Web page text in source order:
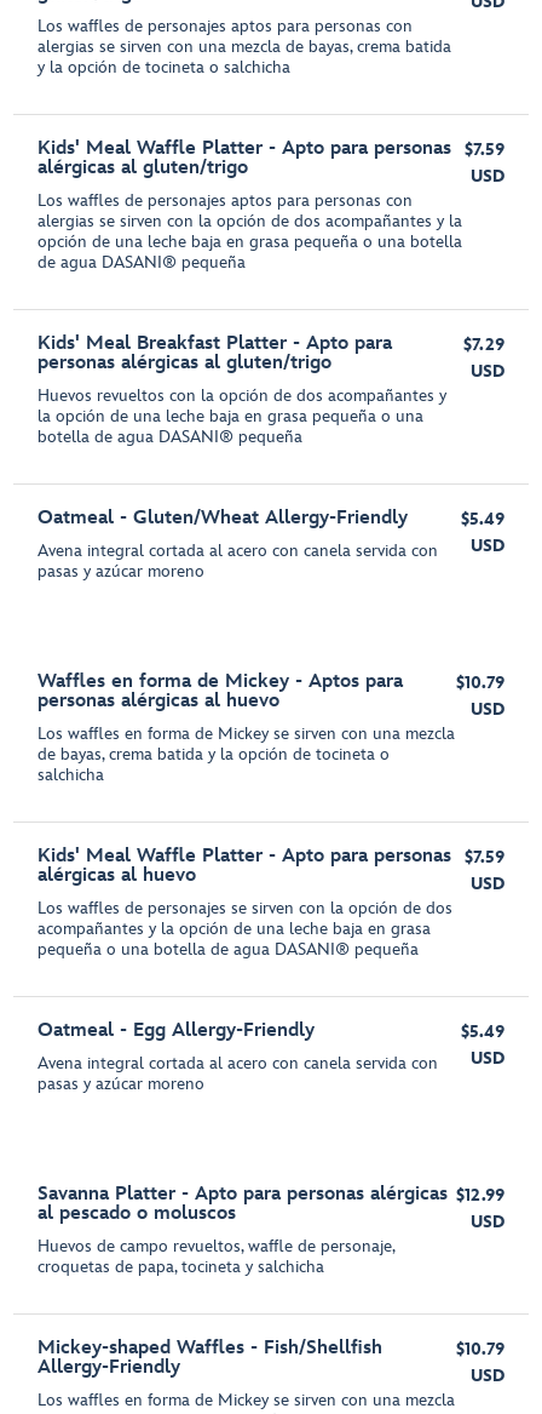
Los waffles de personajes aptos para personas con
alergias se sirven con una mezcla de bayas, crema batida
y la opción de tocineta o salchicha
Kids' Meal Waffle Platter - Apto para personas
alérgicas al gluten/trigo
Los waffles de personajes aptos para personas con
alergias se sirven con la opción de dos acompañantes y la
opción de una leche baja en grasa pequeña o una botella
de agua DASANI® pequeña
$7.59
USD
Kids' Meal Breakfast Platter - Apto para
personas alérgicas al gluten/trigo
Huevos revueltos con la opción de dos acompañantes y
la opción de una leche baja en grasa pequeña o una
botella de agua DASANI® pequeña
$7.29
USD
Oatmeal - Gluten/Wheat Allergy-Friendly
Avena integral cortada al acero con canela servida con
pasas y azúcar moreno
$5.49
USD
Waffles en forma de Mickey - Aptos para
personas alérgicas al huevo
Los waffles en forma de Mickey se sirven con una mezcla
de bayas, crema batida y la opción de tocineta o
salchicha
$10.79
USD
Kids' Meal Waffle Platter - Apto para personas
alérgicas al huevo
Los waffles de personajes se sirven con la opción de dos
acompañantes y la opción de una leche baja en grasa
pequeña o una botella de agua DASANI® pequeña
$7.59
USD
Oatmeal - Egg Allergy-Friendly
Avena integral cortada al acero con canela servida con
pasas y azúcar moreno
$5.49
USD
Savanna Platter - Apto para personas alérgicas
al pescado o moluscos
Huevos de campo revueltos, waffle de personaje,
croquetas de papa, tocineta y salchicha
$12.99
USD
Mickey-shaped Waffles - Fish/Shellfish
Allergy-Friendly
Los waffles en forma de Mickey se sirven con una mezcla
$10.79
USD